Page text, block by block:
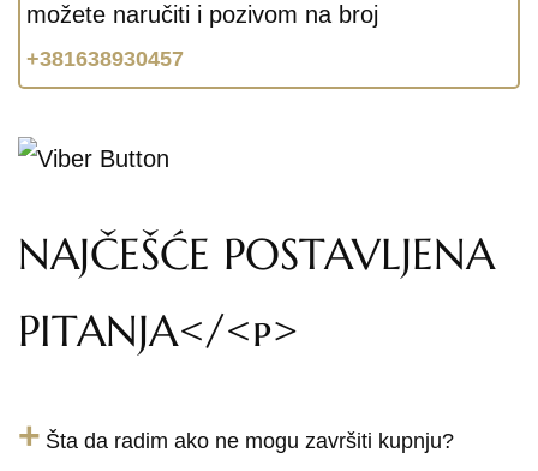
možete naručiti i pozivom na broj
+381638930457
NAJČEŠĆE POSTAVLJENA
PITANJA</<p>
+ Šta da radim ako ne mogu završiti kupnju?